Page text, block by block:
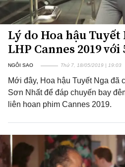
Lý do Hoa hậu
LHP Cannes 2019
NGÔI SAO Thứ 7, 18/05/2019 | 19:03
Mới đây, Hoa hậu Tuyết Nga đã
Sơn Nhất để đáp chuyến bay
liên hoan phim Cannes 2019.